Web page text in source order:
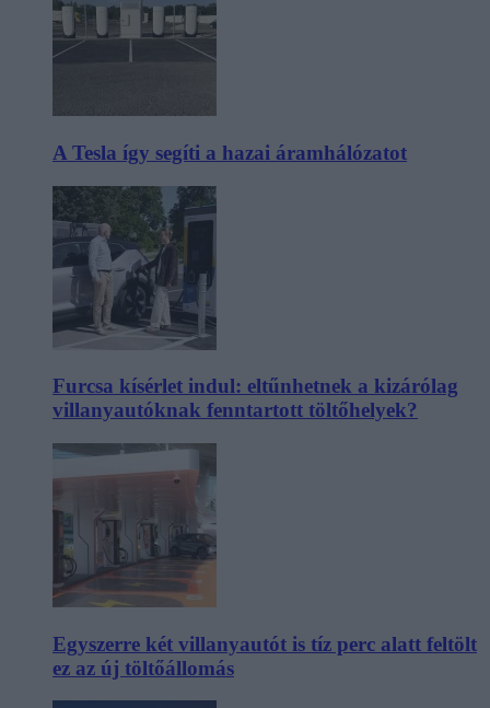
A Tesla így segíti a hazai áramhálózatot
Furcsa kísérlet indul: eltűnhetnek a kizárólag
villanyautóknak fenntartott töltőhelyek?
Egyszerre két villanyautót is tíz perc alatt feltölt
ez az új töltőállomás